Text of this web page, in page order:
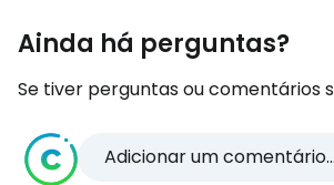
Ainda há perguntas?
Se tiver perguntas ou comentários
Adicionar um comentário...